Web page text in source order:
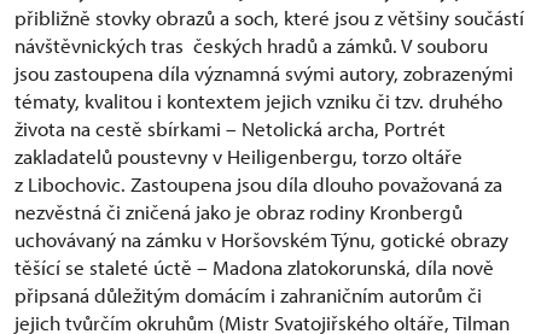
přibližně stovky obrazů a soch, které jsou z většiny součástí
návštěvnických tras českých hradů a zámků. V souboru
jsou zastoupena díla významná svými autory, zobrazenými
tématy, kvalitou i kontextem jejich vzniku či tzv. druhého
života na cestě sbírkami – Netolická archa, Portrét
zakladatelů poustevny v Heiligenbergu, torzo oltáře
z Libochovic. Zastoupena jsou díla dlouho považovaná za
nezvěstná či zničená jako je obraz rodiny Kronbergů
uchovávaný na zámku v Horšovském Týnu, gotické obrazy
těšící se staleté úctě – Madona zlatokorunská, díla nově
připsaná důležitým domácím i zahraničním autorům či
jejich tvůrčím okruhům (Mistr Svatojiřského oltáře, Tilman